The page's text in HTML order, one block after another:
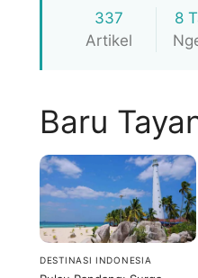
337
Artikel
8
Baru
DESTINASI INDONESIA